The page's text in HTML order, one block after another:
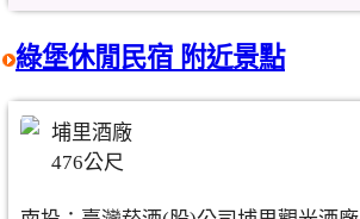
綠堡休閒民宿 附近景點
埔里酒廠
476公尺